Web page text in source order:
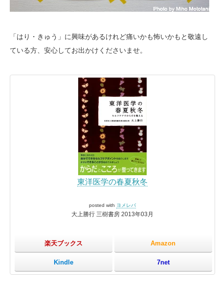
「はり・きゅう」に興味があるけれど痛いかも怖いかもと敬遠し
ている方、安心してお出かけくださいませ。
東洋医学の春夏秋冬
posted with ヨメレバ
大上勝行 三樹書房 2013年03月
楽天ブックス Amazon
Kindle 7net